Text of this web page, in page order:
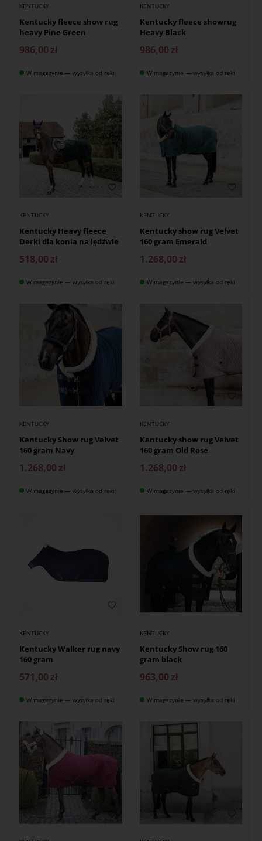
KENTUCKY
Kentucky fleece show rug
heavy Pine Green
986,00 zł
W magazynie — wysyłka od ręki
KENTUCKY
Kentucky fleece showrug
Heavy Black
986,00 zł
W magazynie — wysyłka od ręki
KENTUCKY
Kentucky Heavy fleece
Derki dla konia na lędźwie
518,00 zł
W magazynie — wysyłka od ręki
KENTUCKY
Kentucky show rug Velvet
160 gram Emerald
1.268,00 zł
W magazynie — wysyłka od ręki
KENTUCKY
Kentucky Show rug Velvet
160 gram Navy
1.268,00 zł
W magazynie — wysyłka od ręki
KENTUCKY
Kentucky show rug Velvet
160 gram Old Rose
1.268,00 zł
W magazynie — wysyłka od ręki
KENTUCKY
Kentucky Walker rug navy
160 gram
571,00 zł
W magazynie — wysyłka od ręki
KENTUCKY
Kentucky Show rug 160
gram black
963,00 zł
W magazynie — wysyłka od ręki